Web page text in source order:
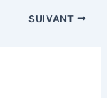
SUIVANT